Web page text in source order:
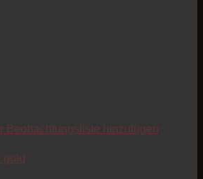
Beobachtungsliste hinzufügen
gold